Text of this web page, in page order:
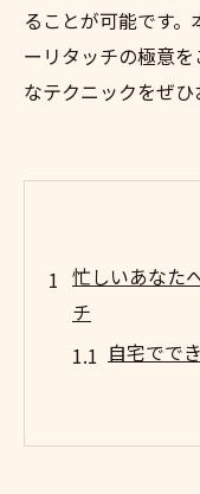
ることが可能です
ーリタッチの極意
なテクニックをぜひ
忙しいあなた
チ
自宅でで
忙しい朝